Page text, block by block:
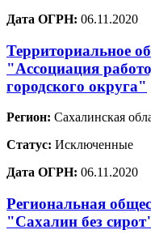
Дата ОГРН: 06.11.2020
Территориальное
"Ассоциация
городского округа"
Регион: Сахалинская
Статус: Исключенные
Дата ОГРН: 06.11.2020
Региональная
"Сахалин без